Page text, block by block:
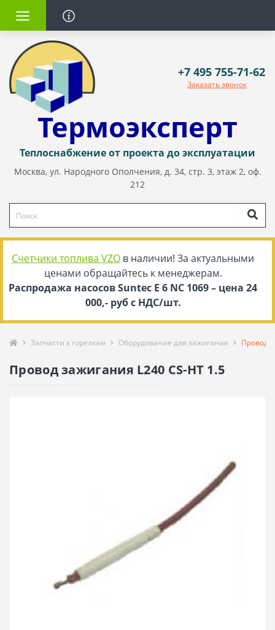
Термоэксперт
Теплоснабжение от проекта до эксплуатации
Москва, ул. Народного Ополчения, д. 34, стр. 3, этаж 2, оф.
212
+7 495 755-71-62
Заказать звонок
Счетчики топлива VZO в наличии! За актуальными
ценами обращайтесь к менеджерам.
Распродажа насосов Suntec E 6 NC 1069 – цена 24
000,- руб с НДС/шт.
Запчасти к горелкам Оборудование для зажигания Провод
Провод зажигания L240 CS-HT 1.5